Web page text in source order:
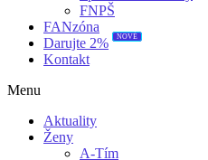
FNPŠ
FANzóna
Darujte 2%
NOVÉ
Kontakt
Menu
Aktuality
Ženy
A-Tím